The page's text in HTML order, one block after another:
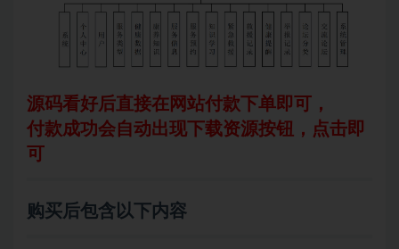
源码看好后直接在网站付款下单即可，
付款成功会自动出现下载资源按钮，点击即
可
购买后包含以下内容